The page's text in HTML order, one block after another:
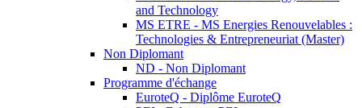
and Technology
MS ETRE - MS Energies Renouvelables :
Technologies & Entrepreneuriat (Master)
Non Diplomant
ND - Non Diplomant
Programme d'échange
EuroteQ - Diplôme EuroteQ